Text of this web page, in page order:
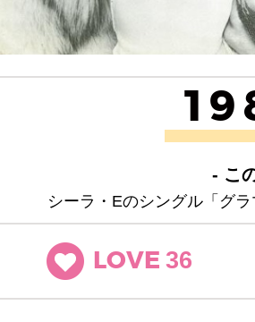
- こ
シーラ・Eのシングル「グ
LOVE 36